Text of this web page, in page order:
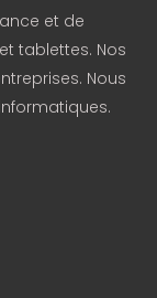
et de
tablettes. Nos
Nous